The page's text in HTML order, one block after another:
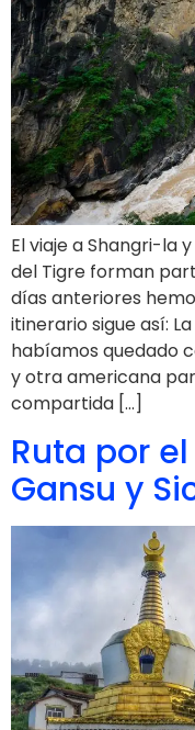
El viaje a Shangri-la
del Tigre forman
días anteriores
itinerario sigue así:
habíamos quedado
y otra americana
compartida […]
Ruta por
Gansu y